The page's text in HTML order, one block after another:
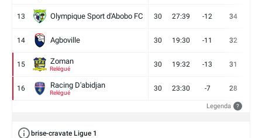
13 Olympique Sport d'Abobo FC 30 27:39 -12 34
14 Agboville 30 19:30 -11 32
15 Zoman
Relégué
30 19:32 -13 31
16 Racing D'abidjan
Relégué
30 23:30 -7 28
Legenda ?
brise-cravate Ligue 1